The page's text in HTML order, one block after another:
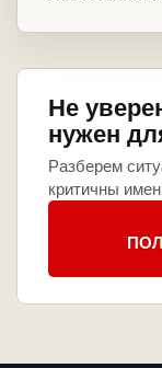
Не
нужен
Разберем
критичны